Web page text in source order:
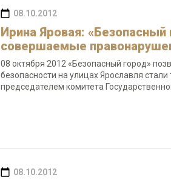
08.10.2012
Ирина Яровая: «Безопасный
совершаемые
08 октября 2012 «Безопасный город»
безопасности на улицах Ярославля
председателем комитета
08.10.2012